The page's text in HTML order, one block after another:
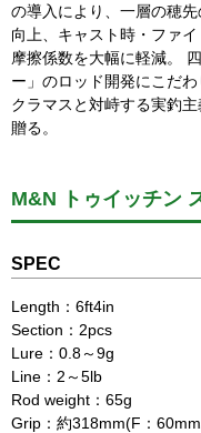
の導入により、一層の穂
向上、キャスト時・ファ
摩擦係数を大幅に軽減。
ー」のロッド開発にこだ
クラマスと対峙する実釣
贈る。
M&N トゥイッチン
SPEC
Length：6ft4in
Section：2pcs
Lure：0.8～9g
Line：2～5lb
Rod weight：65g
Grip：約318mm(F：